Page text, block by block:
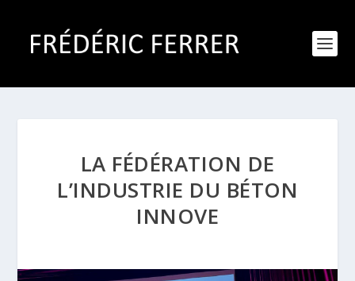
LA FÉDÉRATION DE
L’INDUSTRIE DU BÉTON
INNOVE